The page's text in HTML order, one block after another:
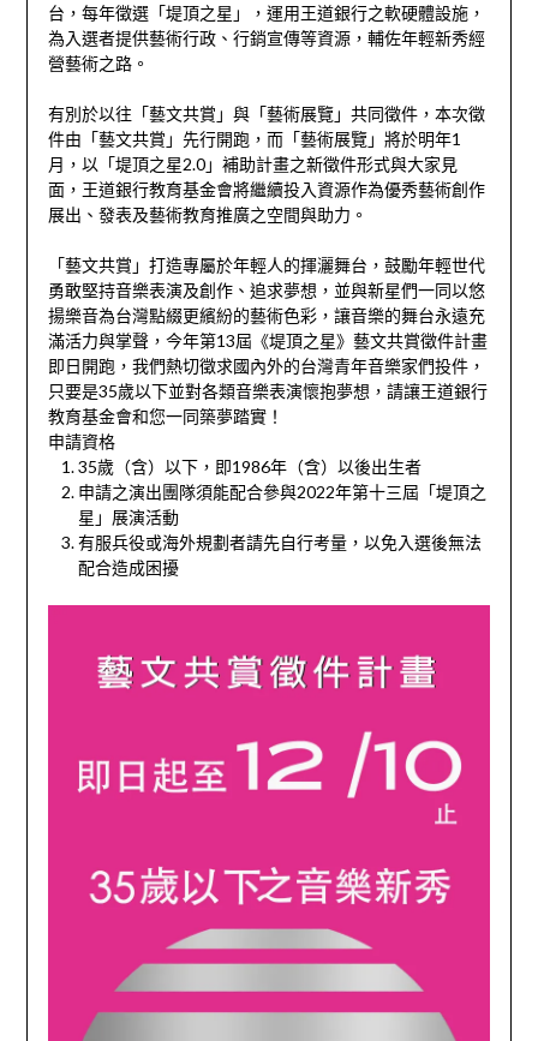
台，每年徵選「堤頂之星」，運用王道銀行之軟硬體設施，
為入選者提供藝術行政、行銷宣傳等資源，輔佐年輕新秀經
營藝術之路。
有別於以往「藝文共賞」與「藝術展覽」共同徵件，本次徵
件由「藝文共賞」先行開跑，而「藝術展覽」將於明年1
月，以「堤頂之星2.0」補助計畫之新徵件形式與大家見
面，王道銀行教育基金會將繼續投入資源作為優秀藝術創作
展出、發表及藝術教育推廣之空間與助力。
「藝文共賞」打造專屬於年輕人的揮灑舞台，鼓勵年輕世代
勇敢堅持音樂表演及創作、追求夢想，並與新星們一同以悠
揚樂音為台灣點綴更繽紛的藝術色彩，讓音樂的舞台永遠充
滿活力與掌聲，今年第13屆《堤頂之星》藝文共賞徵件計畫
即日開跑，我們熱切徵求國內外的台灣青年音樂家們投件，
只要是35歲以下並對各類音樂表演懷抱夢想，請讓王道銀行
教育基金會和您一同築夢踏實！
申請資格
35歲（含）以下，即1986年（含）以後出生者
申請之演出團隊須能配合參與2022年第十三屆「堤頂之
星」展演活動
有服兵役或海外規劃者請先自行考量，以免入選後無法
配合造成困擾